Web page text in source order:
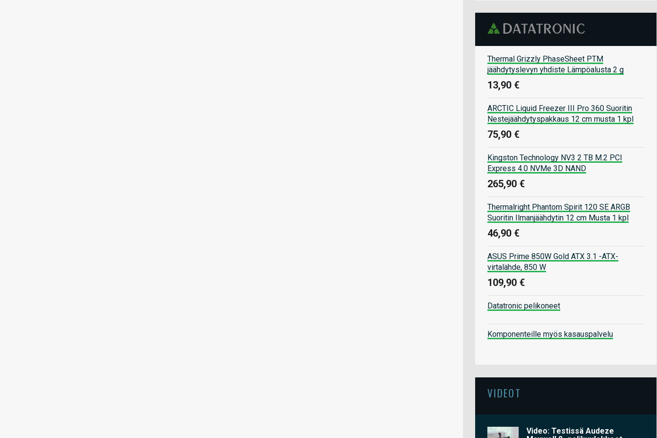
Thermal Grizzly PhaseSheet PTM
jäähdytyslevyn yhdiste Lämpöalusta 2 g
13,90 €
ARCTIC Liquid Freezer III Pro 360 Suoritin
Nestejäähdytyspakkaus 12 cm musta 1 kpl
75,90 €
Kingston Technology NV3 2 TB M.2 PCI
Express 4.0 NVMe 3D NAND
265,90 €
Thermalright Phantom Spirit 120 SE ARGB
Suoritin Ilmanjäähdytin 12 cm Musta 1 kpl
46,90 €
ASUS Prime 850W Gold ATX 3.1 -ATX-
virtalähde, 850 W
109,90 €
Datatronic pelikoneet
Komponenteille myös kasauspalvelu
VIDEOT
Video: Testissä Audeze